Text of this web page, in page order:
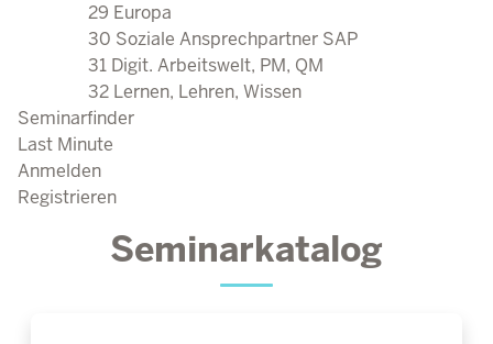
29 Europa
30 Soziale Ansprechpartner SAP
31 Digit. Arbeitswelt, PM, QM
32 Lernen, Lehren, Wissen
Seminarfinder
Last Minute
Anmelden
Registrieren
Seminarkatalog